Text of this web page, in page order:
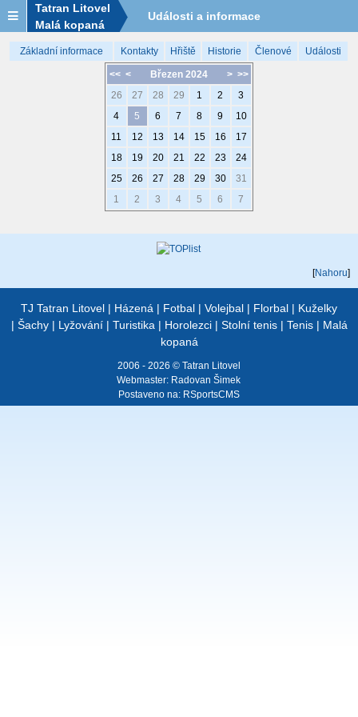
Tatran Litovel
Malá kopaná
Události a informace
Základní informace Kontakty Hřiště Historie Členové Události
<< < > >>
Březen 2024
26
27 28 29 1 2
3
4
5 6 7 8 9
10
11
12 13 14 15 16
17
18
19 20 21 22 23
24
25
26 27 28 29 30
31
1
2 3 4 5 6 7
[Nahoru]
TJ Tatran Litovel | Házená | Fotbal | Volejbal | Florbal | Kuželky
| Šachy| Lyžování| Turistika | Horolezci| Stolní tenis| Tenis| Malá
kopaná
2006 - 2026 © Tatran Litovel
Webmaster: Radovan Šimek
Postaveno na: RSportsCMS